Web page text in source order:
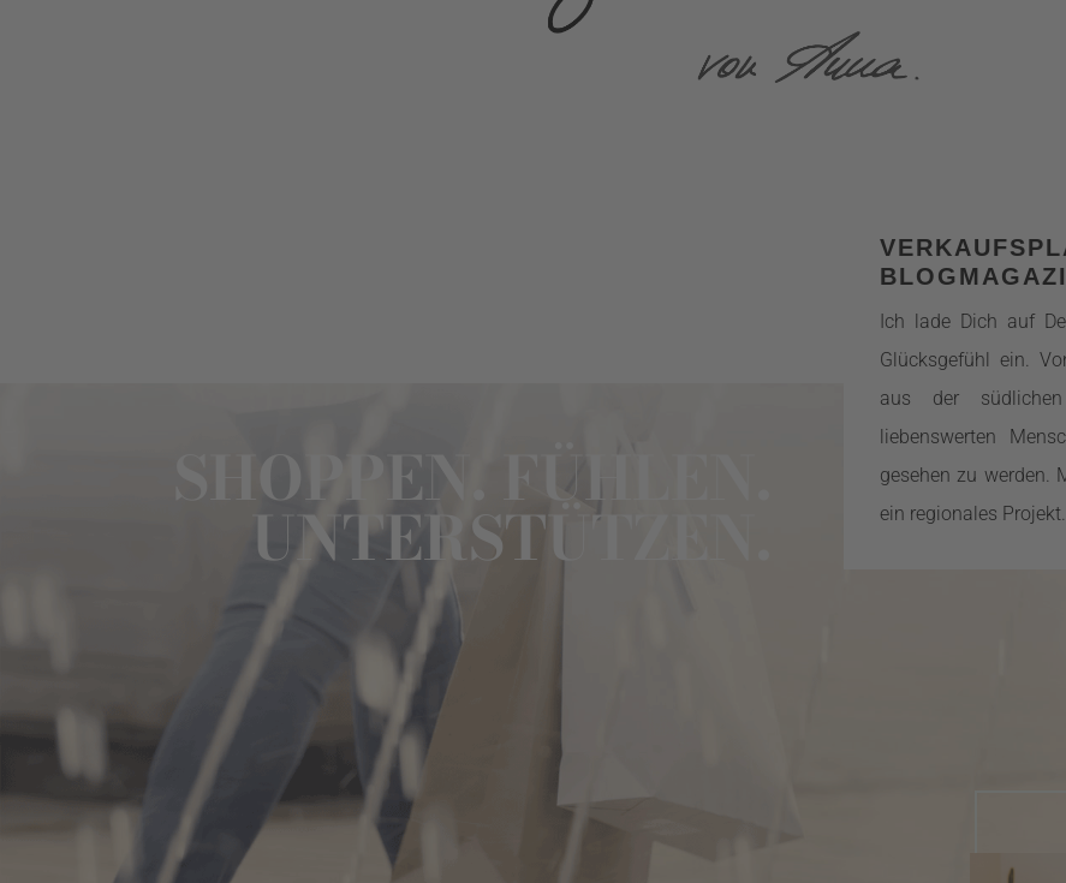
SHOPPEN. FÜHLEN.
UNTERSTÜTZEN.
Ich lade Dich auf
Glücksgefühl ein.
aus der
liebenswerten
gesehen zu werden.
ein regionales Projekt.